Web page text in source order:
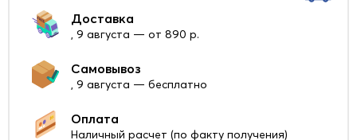
Доставка
, 9 августа — от 890 р.
Самовывоз
, 9 августа — бесплатно
Оплата
Наличный расчет (по факту получения)